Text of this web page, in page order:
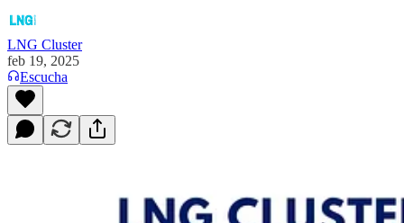
LNG Cluster
feb 19, 2025
Escucha